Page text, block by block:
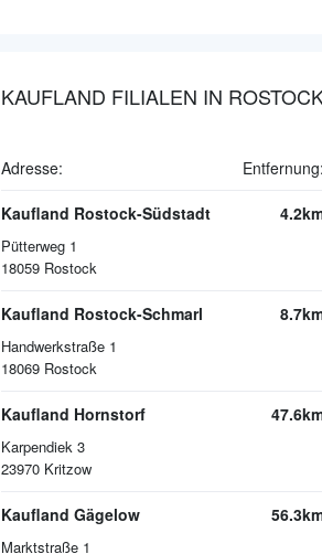
KAUFLAND FILIALEN IN
Adresse: Entfernung:
Kaufland Rostock-Südstadt
Pütterweg 1
18059 Rostock
Kaufland Rostock-Schmarl
Handwerkstraße 1
18069 Rostock
Kaufland Hornstorf
Karpendiek 3
23970 Kritzow
Kaufland Gägelow
Marktstraße 1